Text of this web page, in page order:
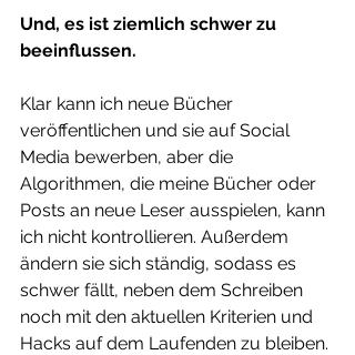
Und, es ist ziemlich schwer zu
beeinflussen.
Klar kann ich neue Bücher
veröffentlichen und sie auf Social
Media bewerben, aber die
Algorithmen, die meine Bücher oder
Posts an neue Leser ausspielen, kann
ich nicht kontrollieren. Außerdem
ändern sie sich ständig, sodass es
schwer fällt, neben dem Schreiben
noch mit den aktuellen Kriterien und
Hacks auf dem Laufenden zu bleiben.